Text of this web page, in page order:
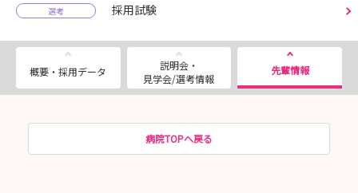
選考 採用試験
概要・採用データ
説明会・
見学会/選考情報
先輩情報
病院TOPへ戻る